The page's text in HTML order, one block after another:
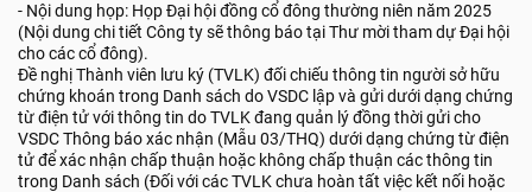
- Nội dung họp: Họp Đại hội đồng cổ đông thường niên năm 2025
(Nội dung chi tiết Công ty sẽ thông báo tại Thư mời tham dự Đại hội
cho các cổ đông).
Đề nghị Thành viên lưu ký (TVLK) đối chiếu thông tin người sở hữu
chứng khoán trong Danh sách do VSDC lập và gửi dưới dạng chứng
từ điện tử với thông tin do TVLK đang quản lý đồng thời gửi cho
VSDC Thông báo xác nhận (Mẫu 03/THQ) dưới dạng chứng từ điện
tử để xác nhận chấp thuận hoặc không chấp thuận các thông tin
trong Danh sách (Đối với các TVLK chưa hoàn tất việc kết nối hoặc